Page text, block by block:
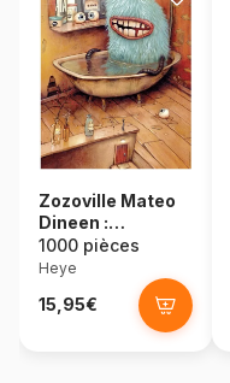
Zozoville Mateo
Dineen :
Baignoire
1000 pièces
Heye
15,95€